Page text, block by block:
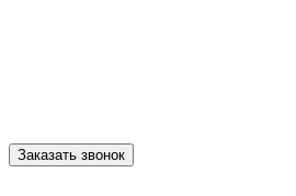
Заказать звонок